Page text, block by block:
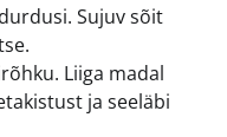
Sujuv sõit
Liiga madal
ja seeläbi